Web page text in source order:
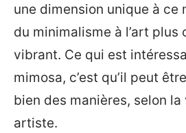
une dimension unique à ce
du minimalisme à l’art plus
vibrant. Ce qui est
mimosa, c’est qu’il peut
bien des manières, selon
artiste.